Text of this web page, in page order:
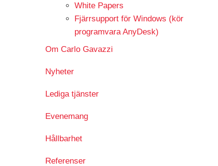
White Papers
Fjärrsupport för Windows (kör
programvara AnyDesk)
Om Carlo Gavazzi
Nyheter
Lediga tjänster
Evenemang
Hållbarhet
Referenser